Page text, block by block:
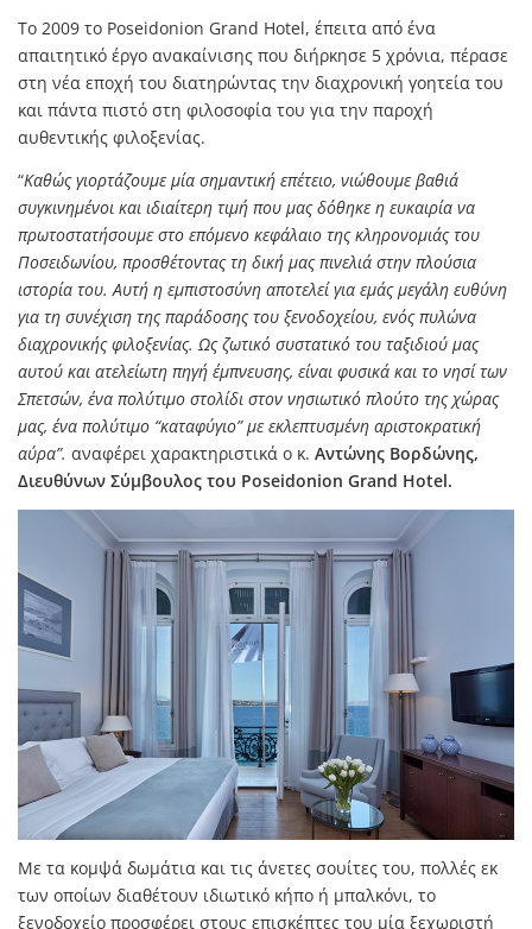
Το 2009 το Poseidonion Grand Hotel, έπειτα από ένα
απαιτητικό έργο ανακαίνισης που διήρκησε 5 χρόνια, πέρασε
στη νέα εποχή του διατηρώντας την διαχρονική γοητεία του
και πάντα πιστό στη φιλοσοφία του για την παροχή
αυθεντικής φιλοξενίας.
“Καθώς γιορτάζουμε μία σημαντική επέτειο, νιώθουμε βαθιά
συγκινημένοι και ιδιαίτερη τιμή που μας δόθηκε η ευκαιρία να
πρωτοστατήσουμε στο επόμενο κεφάλαιο της κληρονομιάς του
Ποσειδωνίου, προσθέτοντας τη δική μας πινελιά στην πλούσια
ιστορία του. Αυτή η εμπιστοσύνη αποτελεί για εμάς μεγάλη ευθύνη
για τη συνέχιση της παράδοσης του ξενοδοχείου, ενός πυλώνα
διαχρονικής φιλοξενίας. Ως ζωτικό συστατικό του ταξιδιού μας
αυτού και ατελείωτη πηγή έμπνευσης, είναι φυσικά και το νησί των
Σπετσών, ένα πολύτιμο στολίδι στον νησιωτικό πλούτο της χώρας
μας, ένα πολύτιμο “καταφύγιο” με εκλεπτυσμένη αριστοκρατική
αύρα”. αναφέρει χαρακτηριστικά ο κ. Αντώνης Βορδώνης,
Διευθύνων Σύμβουλος του Poseidonion Grand Hotel.
Με τα κομψά δωμάτια και τις άνετες σουίτες του, πολλές εκ
των οποίων διαθέτουν ιδιωτικό κήπο ή μπαλκόνι, το
ξενοδοχείο προσφέρει στους επισκέπτες του μία ξεχωριστή